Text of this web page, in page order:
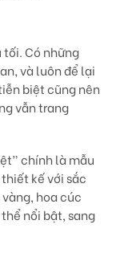
tối. Có những
và luôn để lại
biệt cũng nên
vẫn trang
chính là mẫu
kế vớisắc
hoa cúc
nổi bật, sang